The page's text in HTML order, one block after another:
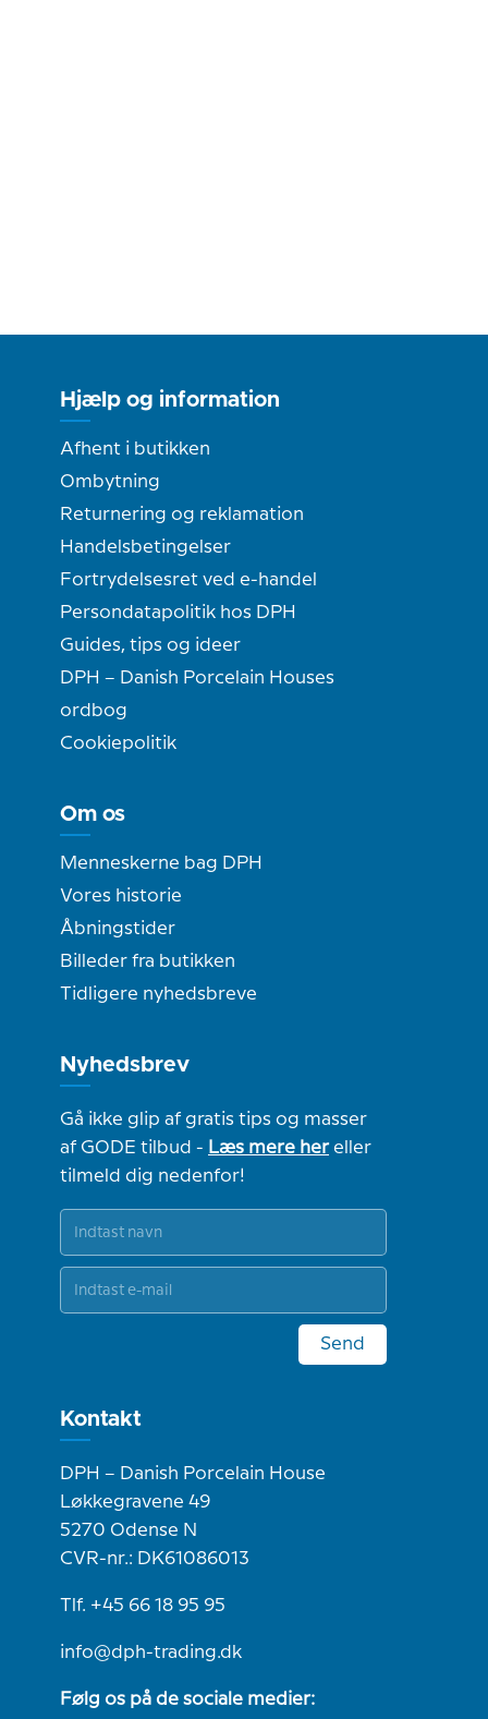
Hjælp og information
Afhent i butikken
Ombytning
Returnering og reklamation
Handelsbetingelser
Fortrydelsesret ved e-handel
Persondatapolitik hos DPH
Guides, tips og ideer
DPH – Danish Porcelain Houses
ordbog
Cookiepolitik
Om os
Menneskerne bag DPH
Vores historie
Åbningstider
Billeder fra butikken
Tidligere nyhedsbreve
Nyhedsbrev
Gå ikke glip af gratis tips og masser
af GODE tilbud - Læs mere hereller
tilmeld dig nedenfor!
Send
Kontakt
DPH – Danish Porcelain House
Løkkegravene 49
5270 Odense N
CVR-nr.: DK61086013
Tlf. +45 66 18 95 95
info@dph-trading.dk
Følg os på de sociale medier: